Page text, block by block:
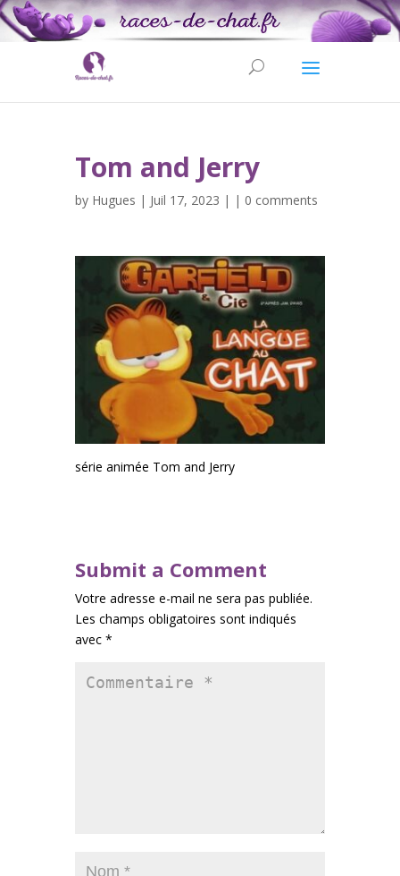
Tom and Jerry
by Hugues | Juil 17, 2023 | | 0 comments
série animée Tom and Jerry
Submit a Comment
Votre adresse e-mail ne sera pas publiée.
Les champs obligatoires sont indiqués
avec *